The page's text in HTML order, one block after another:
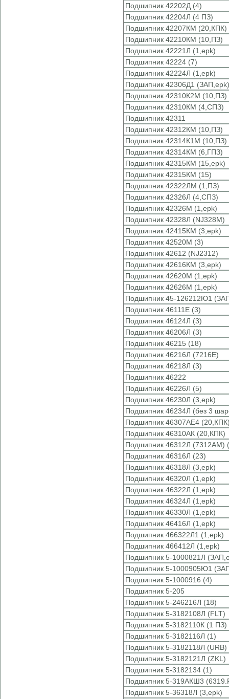
Подшипник 42202Д (4)
Подшипник 42204Л (4 ПЗ)
Подшипник 42207КМ (20,КПК)
Подшипник 42210КМ (10,ПЗ)
Подшипник 42221Л (1,epk)
Подшипник 42224 (7)
Подшипник 42224Л (1,epk)
Подшипник 42306Д1 (ЗАП,epk)
Подшипник 42310К2М (10,ПЗ)
Подшипник 42310КМ (4,СПЗ)
Подшипник 42311
Подшипник 42312КМ (10,ПЗ)
Подшипник 42314К1М (10,ПЗ)
Подшипник 42314КМ (6,ГПЗ)
Подшипник 42315КМ (15,epk)
Подшипник 42315КМ (15)
Подшипник 42322ЛМ (1,ПЗ)
Подшипник 42326Л (4,СПЗ)
Подшипник 42326М (1,epk)
Подшипник 42328Л (NJ328M)
Подшипник 42415КМ (3,epk)
Подшипник 42520М (3)
Подшипник 42612 (NJ2312)
Подшипник 42616КМ (3,epk)
Подшипник 42620М (1,epk)
Подшипник 42626М (1,epk)
Подшипник 45-126212Ю1
Подшипник 46111Е (3)
Подшипник 46124Л (3)
Подшипник 46206Л (3)
Подшипник 46215 (18)
Подшипник 46216Л (7216E)
Подшипник 46218Л (3)
Подшипник 46222
Подшипник 46226Л (5)
Подшипник 46230Л (3,epk)
Подшипник 46234Л (без 3
Подшипник 46307АЕ4
Подшипник 46310АК (20,КПК)
Подшипник 46312Л (7312AM)
Подшипник 46316Л (23)
Подшипник 46318Л (3,epk)
Подшипник 46320Л (1,epk)
Подшипник 46322Л (1,epk)
Подшипник 46324Л (1,epk)
Подшипник 46330Л (1,epk)
Подшипник 46416Л (1,epk)
Подшипник 466322Л1 (1,epk)
Подшипник 466412Л (1,epk)
Подшипник 5-1000821Л
Подшипник 5-1000905Ю1
Подшипник 5-1000916 (4)
Подшипник 5-205
Подшипник 5-246216Л (18)
Подшипник 5-3182108Л (FLT)
Подшипник 5-3182110К (1 ПЗ)
Подшипник 5-3182116Л (1)
Подшипник 5-3182118Л (URB)
Подшипник 5-3182121Л (ZKL)
Подшипник 5-3182134 (1)
Подшипник 5-319АКШ3
Подшипник 5-36318Л (3,epk)